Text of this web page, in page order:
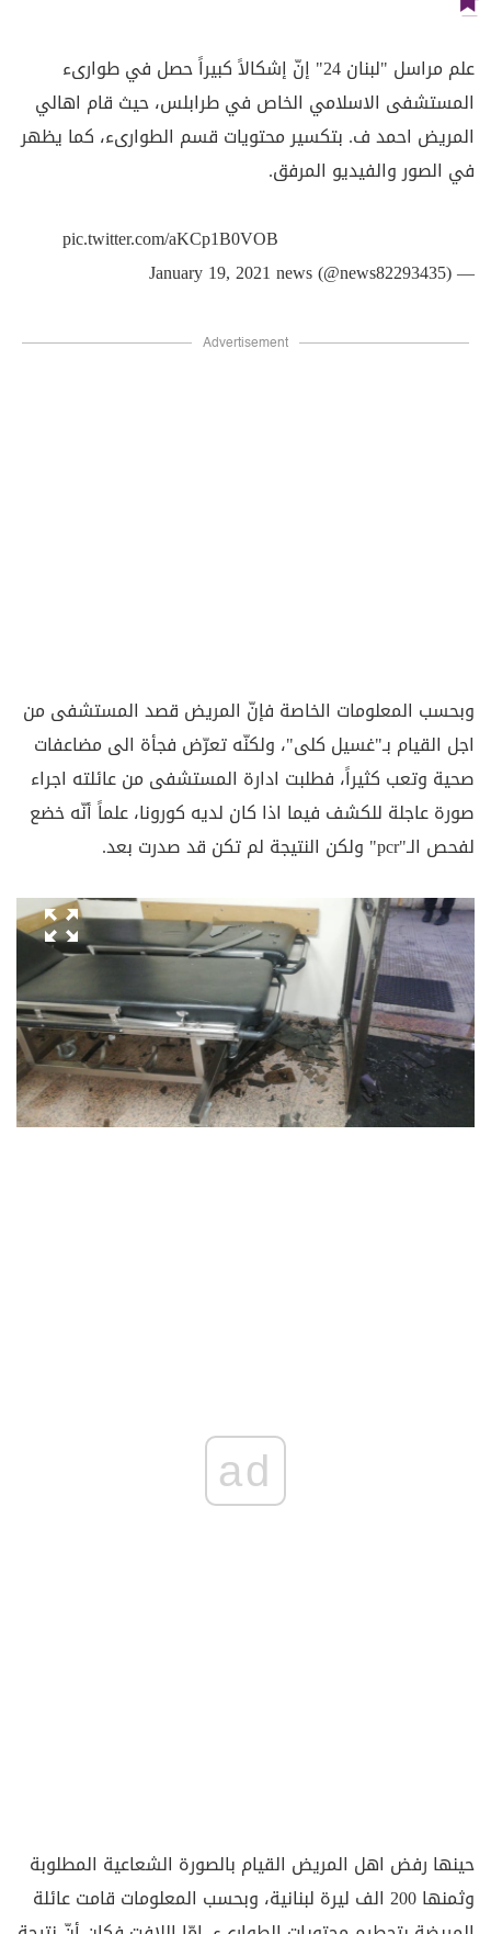
علم مراسل "لبنان 24" إنّ إشكالاً كبيراً حصل في طوارىء
المستشفى الاسلامي الخاص في طرابلس، حيث قام اهالي
المريض احمد ف. بتكسير محتويات قسم الطوارىء، كما يظهر
في الصور والفيديو المرفق.
pic.twitter.com/aKCp1B0VOB
— news (@news82293435)
January 19, 2021
Advertisement
وبحسب المعلومات الخاصة فإنّ المريض قصد المستشفى من
اجل القيام بـ"غسيل كلى"، ولكنّه تعرّض فجأة الى مضاعفات
صحية وتعب كثيراً، فطلبت ادارة المستشفى من عائلته اجراء
صورة عاجلة للكشف فيما اذا كان لديه كورونا، علماً أنّه خضع
لفحص الـ"pcr" ولكن النتيجة لم تكن قد صدرت بعد.
ad
حينها رفض اهل المريض القيام بالصورة الشعاعية المطلوبة
وثمنها 200 الف ليرة لبنانية، وبحسب المعلومات قامت عائلة